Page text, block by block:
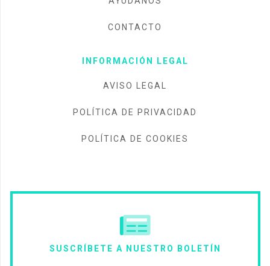
CONTACTO
INFORMACIÓN LEGAL
AVISO LEGAL
POLÍTICA DE PRIVACIDAD
POLÍTICA DE COOKIES
SUSCRÍBETE A NUESTRO BOLETÍN